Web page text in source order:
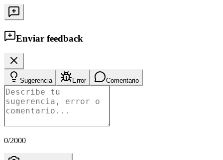
Enviar feedback
Sugerencia Error Comentario
0/2000